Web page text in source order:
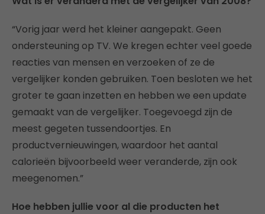
“Vorig jaar werd het kleiner aangepakt. Geen
ondersteuning op TV. We kregen echter veel goede
reacties van mensen en verzoeken of ze de
vergelijker konden gebruiken. Toen besloten we het
groter te gaan inzetten en hebben we een update
gemaakt van de vergelijker. Toegevoegd zijn de
meest gegeten tussendoortjes. En
productvernieuwingen, waardoor het aantal
calorieën bijvoorbeeld weer veranderde, zijn ook
meegenomen.”
Hoe hebben jullie voor al die producten het